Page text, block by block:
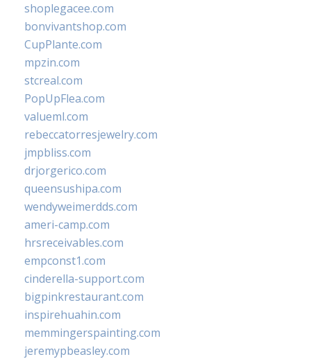
shoplegacee.com
bonvivantshop.com
CupPlante.com
mpzin.com
stcreal.com
PopUpFlea.com
valueml.com
rebeccatorresjewelry.com
jmpbliss.com
drjorgerico.com
queensushipa.com
wendyweimerdds.com
ameri-camp.com
hrsreceivables.com
empconst1.com
cinderella-support.com
bigpinkrestaurant.com
inspirehuahin.com
memmingerspainting.com
jeremypbeasley.com